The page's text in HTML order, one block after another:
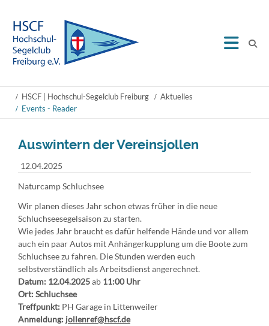
HSCF | Hochschul-Segelclub Freiburg
Aktuelles
Events - Reader
Auswintern der Vereinsjollen
12.04.2025
Naturcamp Schluchsee
Wir planen dieses Jahr schon etwas früher in die neue
Schluchseesegelsaison zu starten.
Wie jedes Jahr braucht es dafür helfende Hände und vor allem
auch ein paar Autos mit Anhängerkupplung um die Boote zum
Schluchsee zu fahren. Die Stunden werden euch
selbstverständlich als Arbeitsdienst angerechnet.
Datum: 12.04.2025ab 11:00 Uhr
Ort: Schluchsee
Treffpunkt: PH Garage in Littenweiler
Anmeldung: jollenref@hscf.de